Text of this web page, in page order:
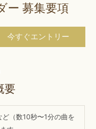
ー 募集要項
今すぐエントリー
要
（数10秒〜1分の曲を